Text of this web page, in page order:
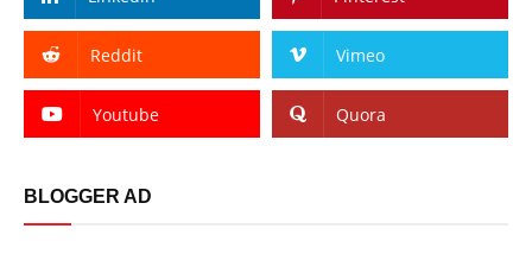
Reddit Vimeo
Youtube Quora
BLOGGER AD